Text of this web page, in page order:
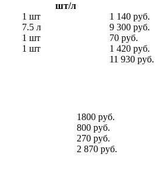
шт/л
1 шт
1 140 руб.
7.5 л
9 300 руб.
1 шт
70 руб.
1 шт
1 420 руб.
11 930 руб.
1800 руб.
800 руб.
270 руб.
2 870 руб.